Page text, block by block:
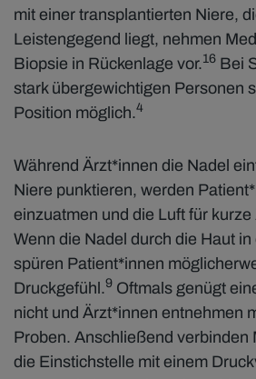
mit einer transplantierten Niere,
Leistengegend liegt, nehmen
Biopsie in Rückenlage vor.16 Bei
stark übergewichtigen Personen
Position möglich.4
Während Ärzt*innen die Nadel
Niere punktieren, werden
einzuatmen und die Luft für
Wenn die Nadel durch die Haut
spüren Patient*innen
Druckgefühl.9 Oftmals genügt
nicht und Ärzt*innen entnehmen
Proben. Anschließend verbinden
die Einstichstelle mit einem